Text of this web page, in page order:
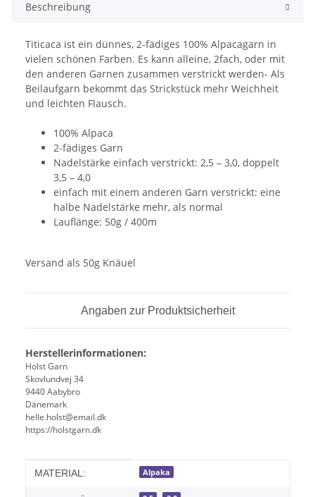
Beschreibung
Titicaca ist ein dünnes, 2-fädiges 100% Alpacagarn in
vielen schönen Farben. Es kann alleine, 2fach, oder mit
den anderen Garnen zusammen verstrickt werden- Als
Beilaufgarn bekommt das Strickstück mehr Weichheit
und leichten Flausch.
100% Alpaca
2-fädiges Garn
Nadelstärke einfach verstrickt: 2,5 – 3,0, doppelt
3,5 – 4,0
einfach mit einem anderen Garn verstrickt: eine
halbe Nadelstärke mehr, als normal
Lauflänge: 50g / 400m
Versand als 50g Knäuel
Angaben zur Produktsicherheit
Herstellerinformationen:
Holst Garn
Skovlundvej 34
9440 Aabybro
Dänemark
helle.holst@email.dk
https://holstgarn.dk
Produkteigenschaft
Wert
MATERIAL: Alpaka